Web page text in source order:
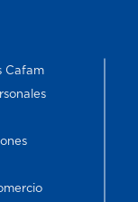
Cafam